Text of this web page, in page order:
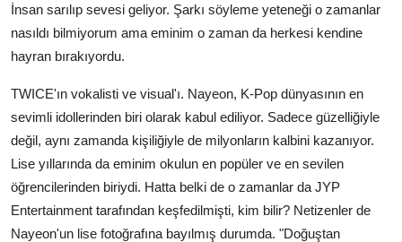
İnsan sarılıp sevesi geliyor. Şarkı söyleme yeteneği o zamanlar
nasıldı bilmiyorum ama eminim o zaman da herkesi kendine
hayran bırakıyordu.
TWICE'ın vokalisti ve visual'ı. Nayeon, K-Pop dünyasının en
sevimli idollerinden biri olarak kabul ediliyor. Sadece güzelliğiyle
değil, aynı zamanda kişiliğiyle de milyonların kalbini kazanıyor.
Lise yıllarında da eminim okulun en popüler ve en sevilen
öğrencilerinden biriydi. Hatta belki de o zamanlar da JYP
Entertainment tarafından keşfedilmişti, kim bilir? Netizenler de
Nayeon'un lise fotoğrafına bayılmış durumda. "Doğuştan